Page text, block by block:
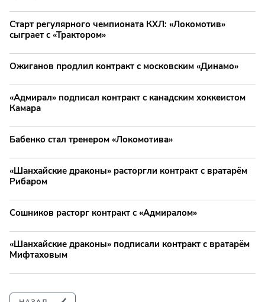
Старт регулярного чемпионата КХЛ: «Локомотив»
сыграет с «Трактором»
Ожиганов продлил контракт с московским «Динамо»
«Адмирал» подписал контракт с канадским хоккеистом
Камара
Бабенко стал тренером «Локомотива»
«Шанхайские драконы» расторгли контракт с вратарём
Рибаром
Сошников расторг контракт с «Адмиралом»
«Шанхайские драконы» подписали контракт с вратарём
Мифтаховым